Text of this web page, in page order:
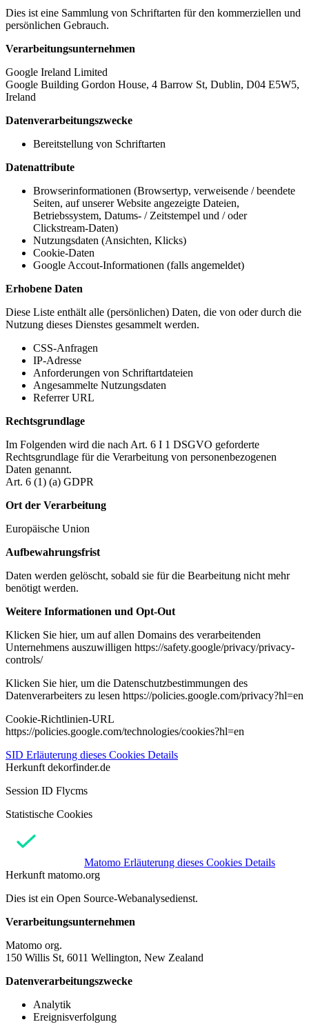
Dies ist eine Sammlung von Schriftarten für den kommerziellen und
persönlichen Gebrauch.
Verarbeitungsunternehmen
Google Ireland Limited
Google Building Gordon House, 4 Barrow St, Dublin, D04 E5W5,
Ireland
Datenverarbeitungszwecke
Bereitstellung von Schriftarten
Datenattribute
Browserinformationen (Browsertyp, verweisende / beendete
Seiten, auf unserer Website angezeigte Dateien,
Betriebssystem, Datums- / Zeitstempel und / oder
Clickstream-Daten)
Nutzungsdaten (Ansichten, Klicks)
Cookie-Daten
Google Accout-Informationen (falls angemeldet)
Erhobene Daten
Diese Liste enthält alle (persönlichen) Daten, die von oder durch die
Nutzung dieses Dienstes gesammelt werden.
CSS-Anfragen
IP-Adresse
Anforderungen von Schriftartdateien
Angesammelte Nutzungsdaten
Referrer URL
Rechtsgrundlage
Im Folgenden wird die nach Art. 6 I 1 DSGVO geforderte
Rechtsgrundlage für die Verarbeitung von personenbezogenen
Daten genannt.
Art. 6 (1) (a) GDPR
Ort der Verarbeitung
Europäische Union
Aufbewahrungsfrist
Daten werden gelöscht, sobald sie für die Bearbeitung nicht mehr
benötigt werden.
Weitere Informationen und Opt-Out
Klicken Sie hier, um auf allen Domains des verarbeitenden
Unternehmens auszuwilligen https://safety.google/privacy/privacy-
controls/
Klicken Sie hier, um die Datenschutzbestimmungen des
Datenverarbeiters zu lesen https://policies.google.com/privacy?hl=en
Cookie-Richtlinien-URL
https://policies.google.com/technologies/cookies?hl=en
SID Erläuterung dieses Cookies Details
Herkunft dekorfinder.de
Session ID Flycms
Statistische Cookies
Matomo Erläuterung dieses Cookies Details
Herkunft matomo.org
Dies ist ein Open Source-Webanalysedienst.
Verarbeitungsunternehmen
Matomo org.
150 Willis St, 6011 Wellington, New Zealand
Datenverarbeitungszwecke
Analytik
Ereignisverfolgung